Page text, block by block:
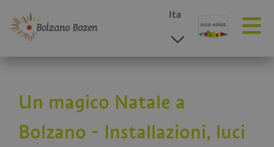
Ita
esp
deu
Un magico Natale a
Bolzano - Installazioni, luci